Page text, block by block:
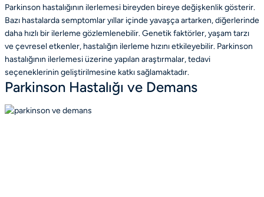
Parkinson hastalığının ilerlemesi bireyden bireye değişkenlik gösterir.
Bazı hastalarda semptomlar yıllar içinde yavaşça artarken, diğerlerinde
daha hızlı bir ilerleme gözlemlenebilir. Genetik faktörler, yaşam tarzı
ve çevresel etkenler, hastalığın ilerleme hızını etkileyebilir. Parkinson
hastalığının ilerlemesi üzerine yapılan araştırmalar, tedavi
seçeneklerinin geliştirilmesine katkı sağlamaktadır.
Parkinson Hastalığı ve Demans